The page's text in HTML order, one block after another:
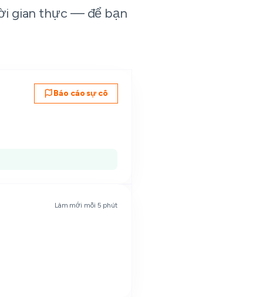
gian thực — để bạn
Báo cáo sự cố
Làm mới mỗi 5 phút